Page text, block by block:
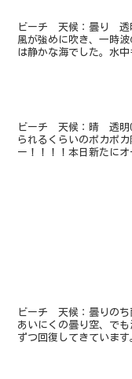
ビーチ 天候：曇り 透
風が強めに吹き、一時
は静かな海でした。水
ビーチ 天候：晴 透明
られるくらいのポカポ
ー！！！！本日新たに
ビーチ 天候：曇りの
あいにくの曇り空、で
ずつ回復してきていま